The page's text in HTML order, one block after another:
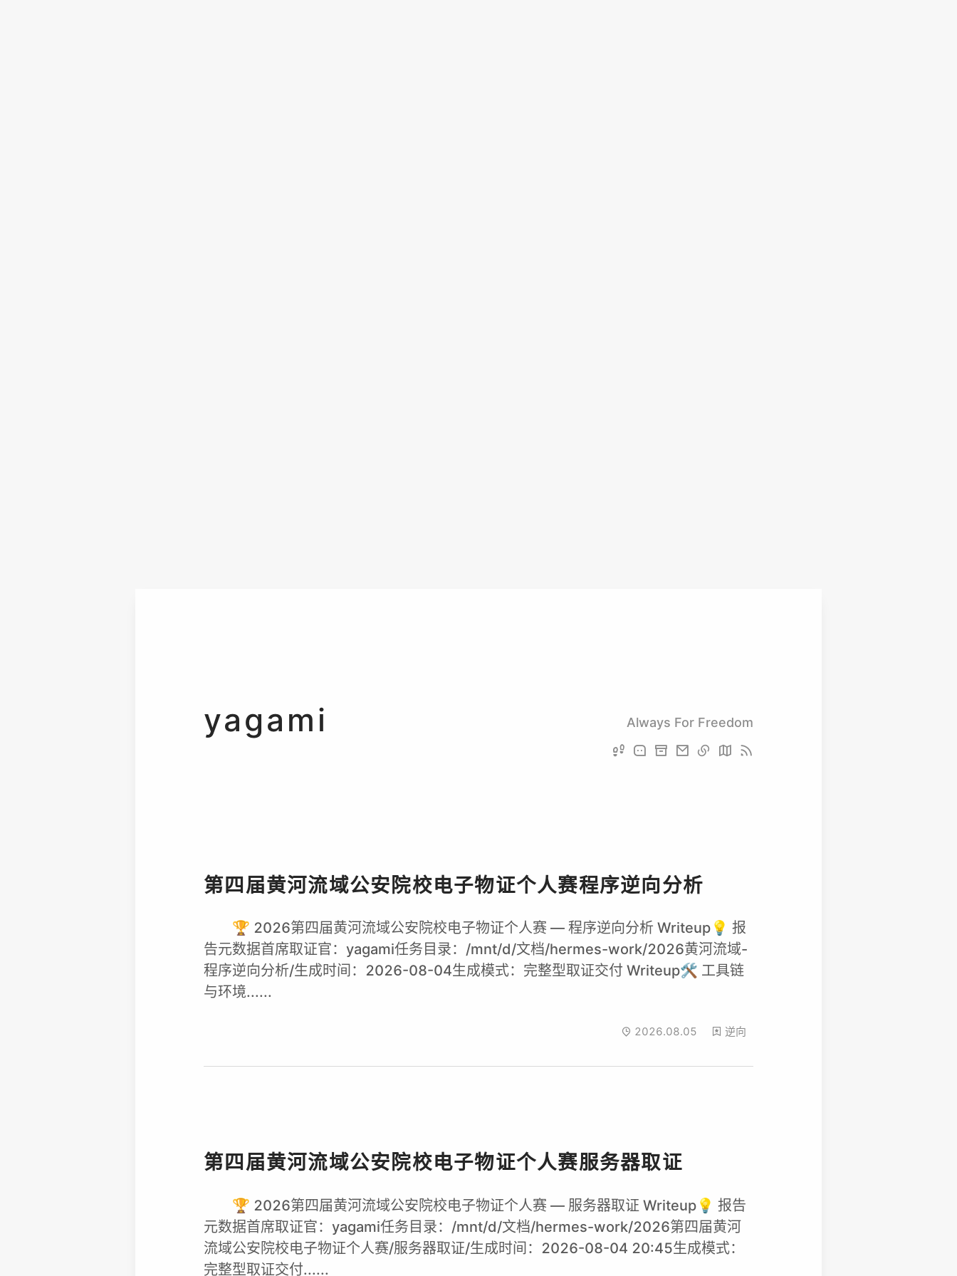
yagami Always For Freedom
第四届黄河流域公安院校电子物证个人赛程序逆向分析
🏆 2026第四届黄河流域公安院校电子物证个人赛 — 程序逆向分析 Writeup💡 报
告元数据首席取证官：yagami任务目录：/mnt/d/文档/hermes-work/2026黄河流域-
程序逆向分析/生成时间：2026-08-04生成模式：完整型取证交付 Writeup🛠️ 工具链
与环境......
2026.08.05 逆向
第四届黄河流域公安院校电子物证个人赛服务器取证
🏆 2026第四届黄河流域公安院校电子物证个人赛 — 服务器取证 Writeup💡 报告
元数据首席取证官：yagami任务目录：/mnt/d/文档/hermes-work/2026第四届黄河
流域公安院校电子物证个人赛/服务器取证/生成时间：2026-08-04 20:45生成模式：
完整型取证交付......